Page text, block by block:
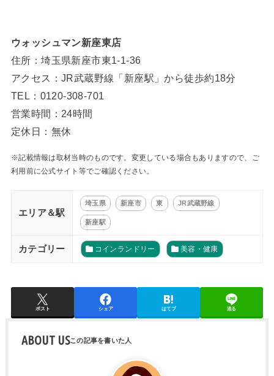
ウォッシュマン新座東店
住所：埼玉県新座市東1-1-36
アクセス：JR武蔵野線「新座駅」から徒歩約18分
TEL：0120-308-701
営業時間：24時間
定休日：無休
※記載情報は取材当時のものです。変更している場合もありますので、ご
利用前に公式サイト等でご確認ください。
エリア＆駅
埼玉県 新座市 東 JR武蔵野線
新座駅
カテゴリー コインランドリー 美容・健康
ポスト シェア はてブ 送る
ABOUT US